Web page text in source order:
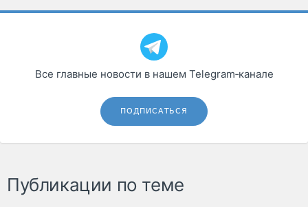
Все главные новости в нашем Telegram‑канале
ПОДПИСАТЬСЯ
Публикации по теме